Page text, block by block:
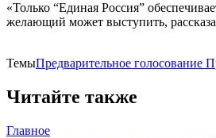
«Только “Единая Россия”
желающий может выступить,
ТемыПредварительное голосование
Читайте также
Главное